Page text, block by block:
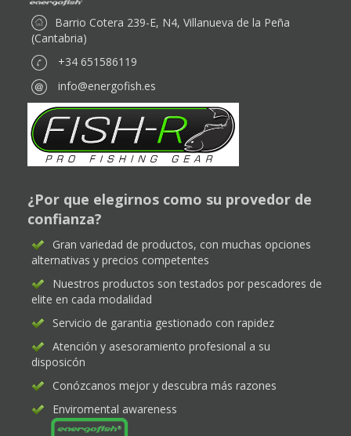
Barrio Cotera 239-E, N4, Villanueva de la Peña
(Cantabria)
+34 651586119
info@energofish.es
¿Por que elegirnos como su provedor de
confianza?
Gran variedad de productos, con muchas opciones
alternativas y precios competentes
Nuestros productos son testados por pescadores de
elite en cada modalidad
Servicio de garantia gestionado con rapidez
Atención y asesoramiento profesional a su
disposicón
Conózcanos mejor y descubra más razones
Enviromental awareness